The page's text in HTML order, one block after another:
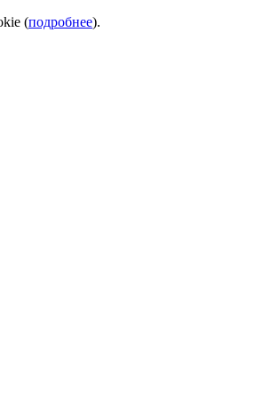
(подробнее).